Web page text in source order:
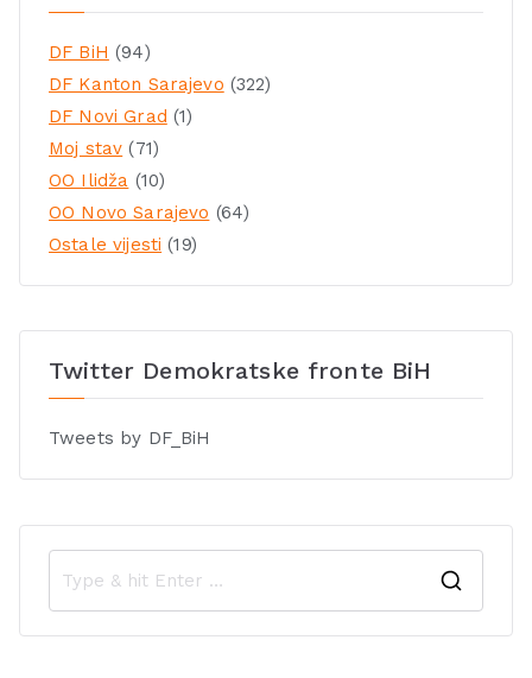
DF BiH (94)
DF Kanton Sarajevo (322)
DF Novi Grad (1)
Moj stav (71)
OO Ilidža (10)
OO Novo Sarajevo (64)
Ostale vijesti (19)
Twitter Demokratske fronte BiH
Tweets by DF_BiH